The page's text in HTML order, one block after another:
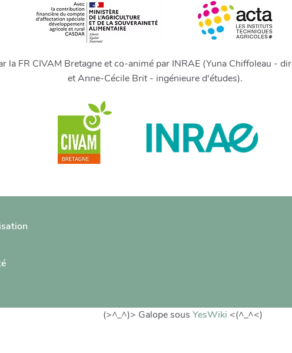
la FR CIVAM Bretagne et co-animé par INRAE (Yuna Chiffoleau -
et Anne-Cécile Brit - ingénieure d'études).
(>^_^)> Galope sous YesWiki <(^_^<)